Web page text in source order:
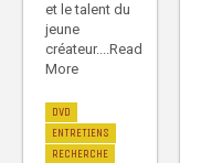
et le talent du
jeune
créateur....Read
More
DVD
ENTRETIENS
RECHERCHE